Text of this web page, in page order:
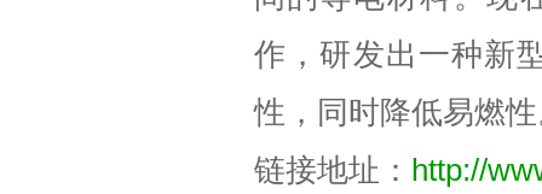
作，研发出一种新
性，同时降低易燃
链接地址： http://